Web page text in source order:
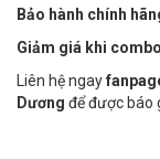
Bảo hành chính
Giảm giá khi
Liên hệ ngay
Dương để được báo